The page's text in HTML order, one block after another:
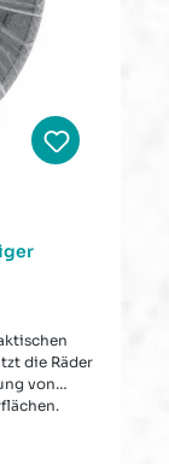
die Räder
von